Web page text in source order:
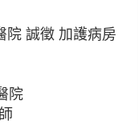
院 誠徵 加護病房
院